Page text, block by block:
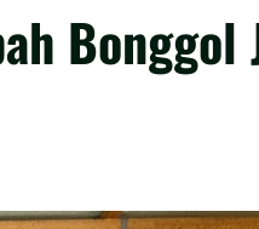
Bonggol